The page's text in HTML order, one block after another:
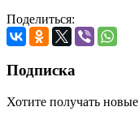
Поделиться:
Подписка
Хотите получать